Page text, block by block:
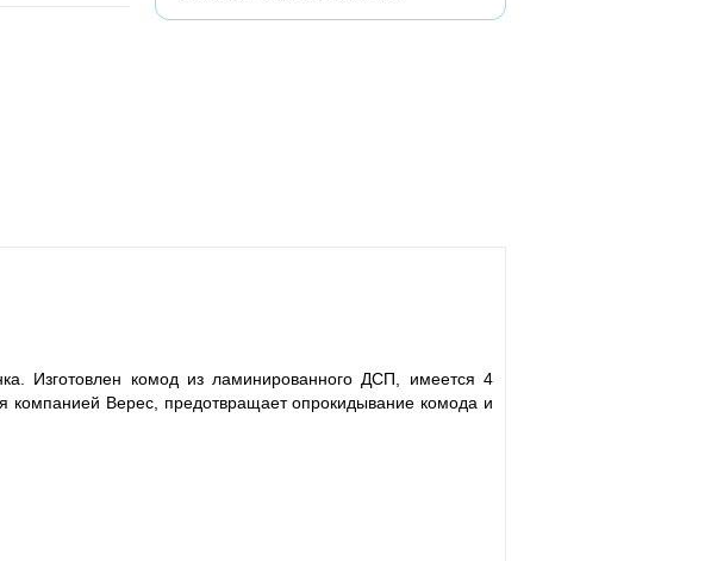
Изготовлен комод из ламинированного ДСП, имеется 4
компанией Верес, предотвращает опрокидывание комода и